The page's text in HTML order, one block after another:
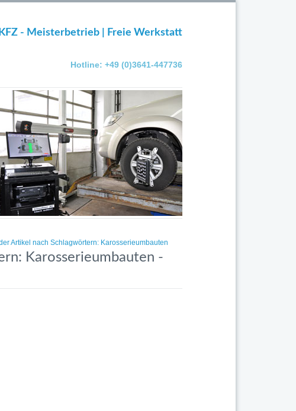
KFZ - Meisterbetrieb | Freie Werkstatt
Hotline: +49 (0)3641-447736
Artikel nach Schlagwörtern: Karosserieumbauten
Karosserieumbauten -